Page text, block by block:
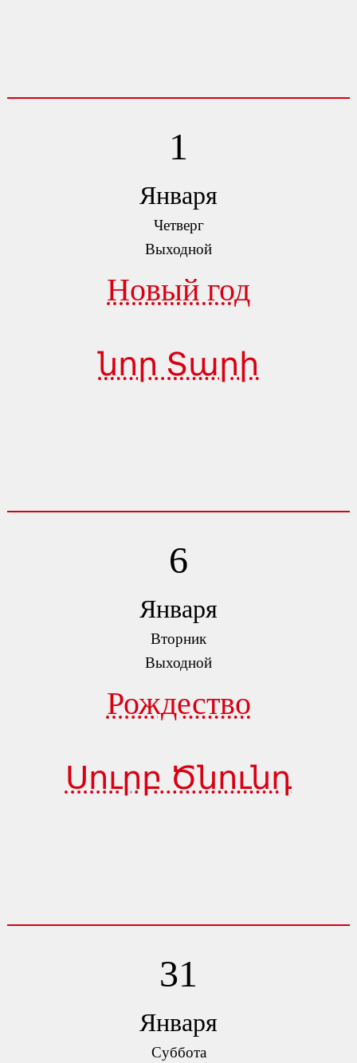
1
Января
Четверг
Выходной
Новый год
նոր Տարի
6
Января
Вторник
Выходной
Рождество
Սուրբ Ծնունդ
31
Января
Суббота